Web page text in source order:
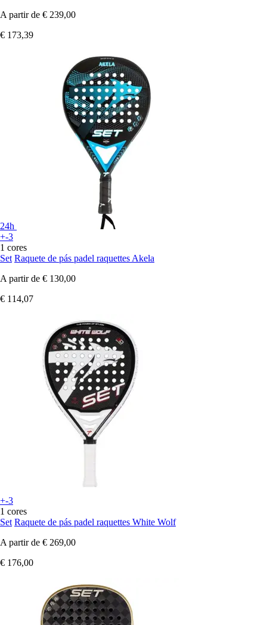
A partir de € 239,00
€ 173,39
24h
+-3
1 cores
Set Raquete de pás padel raquettes Akela
A partir de € 130,00
€ 114,07
+-3
1 cores
Set Raquete de pás padel raquettes White Wolf
A partir de € 269,00
€ 176,00